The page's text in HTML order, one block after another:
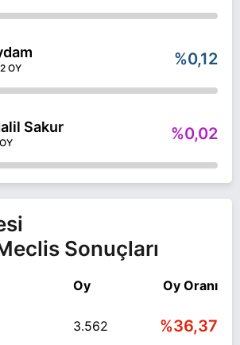
OY %0,12
Sakur %0,02
Sonuçları
Oy Oy Oranı
3.562 %36,37